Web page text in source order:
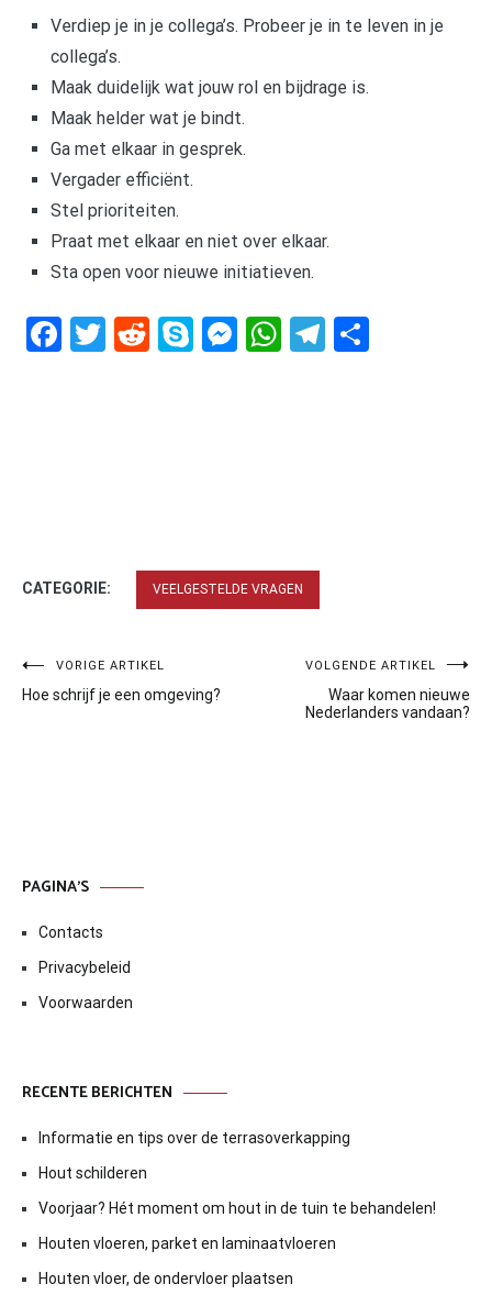
Verdiep je in je collega’s. Probeer je in te leven in je
collega’s.
Maak duidelijk wat jouw rol en bijdrage is.
Maak helder wat je bindt.
Ga met elkaar in gesprek.
Vergader efficiënt.
Stel prioriteiten.
Praat met elkaar en niet over elkaar.
Sta open voor nieuwe initiatieven.
Facebook
Twitter
RedditSkypeMessenger
WhatsApp
Telegram
CATEGORIE: VEELGESTELDE VRAGEN
Bericht
navigatie
VORIGE ARTIKEL
Hoe schrijf je een omgeving?
VOLGENDE ARTIKEL
Waar komen nieuwe
Nederlanders vandaan?
PAGINA’S
Contacts
Privacybeleid
Voorwaarden
RECENTE BERICHTEN
Informatie en tips over de terrasoverkapping
Hout schilderen
Voorjaar? Hét moment om hout in de tuin te behandelen!
Houten vloeren, parket en laminaatvloeren
Houten vloer, de ondervloer plaatsen